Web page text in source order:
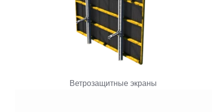
Ветрозащитные экраны